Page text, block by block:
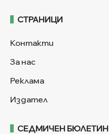
СТРАНИЦИ
Контакти
За нас
Реклама
Издател
СЕДМИЧЕН БЮЛЕТИН